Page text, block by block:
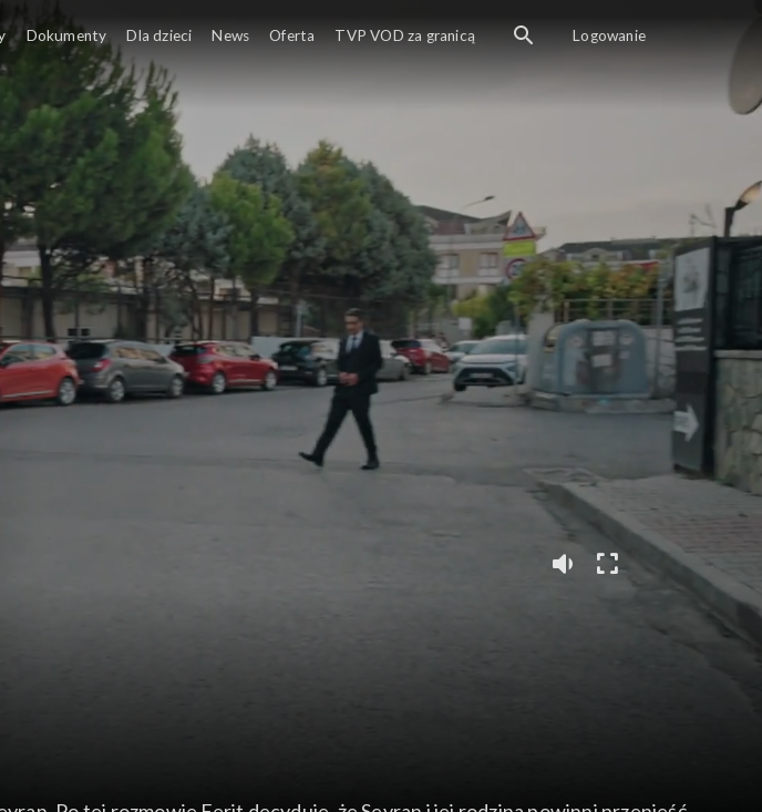
Dokumenty Dla dzieci News Oferta TVP VOD za granicą Logowanie